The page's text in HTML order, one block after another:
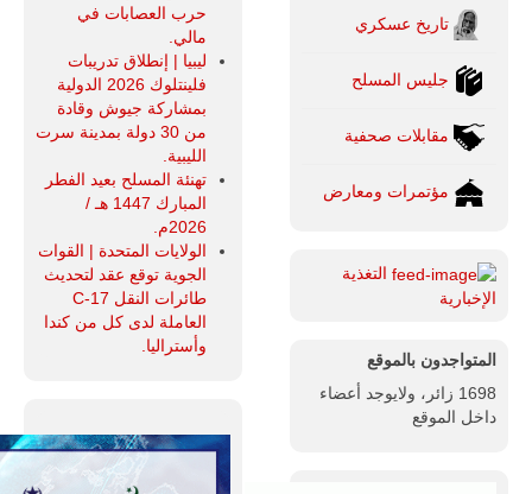
تاريخ عسكري
جليس المسلح
مقابلات صحفية
مؤتمرات ومعارض
التغذية
الإخبارية
المتواجدون بالموقع
1698 زائر، ولايوجد أعضاء
داخل الموقع
حرب العصابات في
مالي.
ليبيا | إنطلاق تدريبات
فلينتلوك 2026 الدولية
بمشاركة جيوش وقادة
من 30 دولة بمدينة سرت
الليبية.
تهنئة المسلح بعيد الفطر
المبارك 1447 هـ /
2026م.
الولايات المتحدة | القوات
الجوية توقع عقد لتحديث
طائرات النقل C-17
العاملة لدى كل من كندا
وأستراليا.